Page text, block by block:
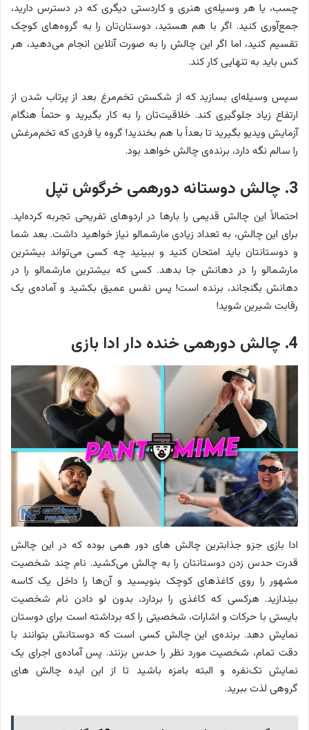
چسب، یا هر وسیله‌ی هنری و کاردستی دیگری که در دسترس دارید،
جمع‌آوری کنید. اگر با هم هستید، دوستان‌تان را به گروه‌های کوچک
تقسیم کنید، اما اگر این چالش را به صورت آنلاین انجام می‌دهید، هر
کس باید به تنهایی کار کند.
سپس وسیله‌ای بسازید که از شکستن تخم‌مرغ بعد از پرتاب شدن از
ارتفاع زیاد جلوگیری کند. خلاقیت‌تان را به کار بگیرید و حتماً هنگام
آزمایش ویدیو بگیرید تا بعداً با هم بخندید! گروه یا فردی که تخم‌مرغش
را سالم نگه دارد، برنده‌ی چالش خواهد بود.
3. چالش دوستانه دورهمی خرگوش تپل
احتمالاً این چالش قدیمی را بارها در اردوهای تفریحی تجربه کرده‌اید.
برای این چالش، به تعداد زیادی مارشمالو نیاز خواهید داشت. بعد شما
و دوستانتان باید امتحان کنید و ببینید چه کسی می‌تواند بیشترین
مارشمالو را در دهانش جا بدهد. کسی که بیشترین مارشمالو را در
دهانش بگنجاند، برنده است! پس نفس عمیق بکشید و آماده‌ی یک
رقابت شیرین شوید!
4. چالش دورهمی خنده دار ادا بازی
ادا بازی جزو جذابترین چالش های دور همی بوده که در این چالش
قدرت حدس زدن دوستانتان را به چالش می‌کشید. نام چند شخصیت
مشهور را روی کاغذهای کوچک بنویسید و آن‌ها را داخل یک کاسه
بیندازید. هرکسی که کاغذی را بردارد، بدون لو دادن نام شخصیت
بایستی با حرکات و اشارات، شخصیتی را که برداشته است برای دوستان
نمایش دهد. برنده‌ی این چالش کسی است که دوستانش بتوانند با
دقت تمام، شخصیت مورد نظر را حدس بزنند. پس آماده‌ی اجرای یک
نمایش تک‌نفره و البته بامزه باشید تا از این ایده چالش های
گروهی لذت ببرید.